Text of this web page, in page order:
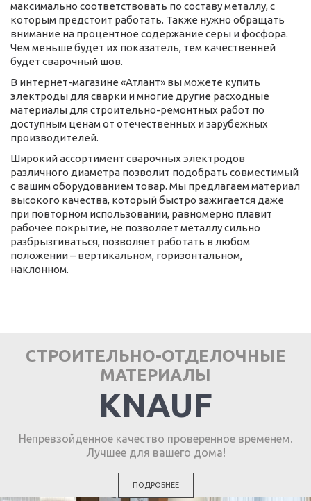
максимально соответствовать по составу металлу, с
которым предстоит работать. Также нужно обращать
внимание на процентное содержание серы и фосфора.
Чем меньше будет их показатель, тем качественней
будет сварочный шов.
В интернет-магазине «Атлант» вы можете купить
электроды для сварки и многие другие расходные
материалы для строительно-ремонтных работ по
доступным ценам от отечественных и зарубежных
производителей.
Широкий ассортимент сварочных электродов
различного диаметра позволит подобрать совместимый
с вашим оборудованием товар. Мы предлагаем материал
высокого качества, который быстро зажигается даже
при повторном использовании, равномерно плавит
рабочее покрытие, не позволяет металлу сильно
разбрызгиваться, позволяет работать в любом
положении – вертикальном, горизонтальном,
наклонном.
СТРОИТЕЛЬНО-ОТДЕЛОЧНЫЕ
МАТЕРИАЛЫ
KNAUF
Непревзойденное качество проверенное временем.
Лучшее для вашего дома!
ПОДРОБНЕЕ